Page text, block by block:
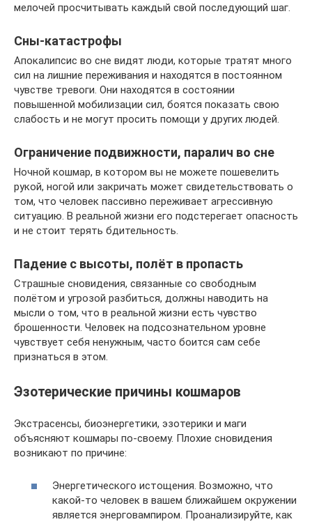
мелочей просчитывать каждый свой последующий шаг.
Сны-катастрофы
Апокалипсис во сне видят люди, которые тратят много
сил на лишние переживания и находятся в постоянном
чувстве тревоги. Они находятся в состоянии
повышенной мобилизации сил, боятся показать свою
слабость и не могут просить помощи у других людей.
Ограничение подвижности, паралич во сне
Ночной кошмар, в котором вы не можете пошевелить
рукой, ногой или закричать может свидетельствовать о
том, что человек пассивно переживает агрессивную
ситуацию. В реальной жизни его подстерегает опасность
и не стоит терять бдительность.
Падение с высоты, полёт в пропасть
Страшные сновидения, связанные со свободным
полётом и угрозой разбиться, должны наводить на
мысли о том, что в реальной жизни есть чувство
брошенности. Человек на подсознательном уровне
чувствует себя ненужным, часто боится сам себе
признаться в этом.
Эзотерические причины кошмаров
Экстрасенсы, биоэнергетики, эзотерики и маги
объясняют кошмары по-своему. Плохие сновидения
возникают по причине:
Энергетического истощения. Возможно, что
какой-то человек в вашем ближайшем окружении
является энерговампиром. Проанализируйте, как